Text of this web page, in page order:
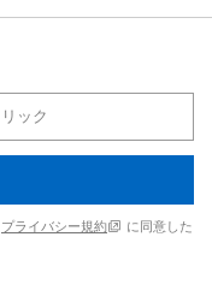
プライバシー規約
に同意した